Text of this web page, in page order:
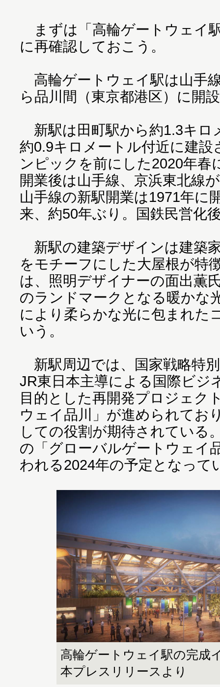
まずは「高輪ゲートウェイ
に再確認しておこう。
高輪ゲートウェイ駅は山手
ら品川間（東京都港区）に開
新駅は田町駅から約1.3キロ
約0.9キロメートル付近に建
ンピックを前にした2020年春
開業後は山手線、京浜東北線
山手線の新駅開業は1971年に
来、約50年ぶり。国鉄民営化
新駅の建築デザインは建築
をモチーフにした大屋根が特
は、照明デザイナーの面出薫
のランドマークとなる暖かな
により柔らかな光に包まれた
いう。
新駅周辺では、国家戦略特
JR東日本主導による国際ビジ
目的とした再開発プロジェク
ウェイ品川」が進められてお
しての役割が期待されている
の「グローバルゲートウェイ
われる2024年の予定となって
高輪ゲートウェイ駅の完成
本プレスリリースより